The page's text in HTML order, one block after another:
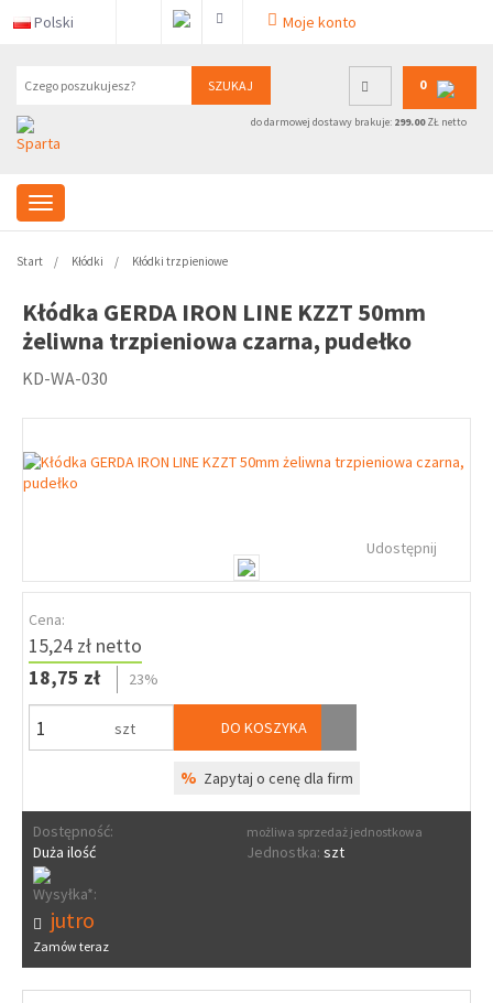
Polski Moje konto
SZUKAJ 0
do darmowej dostawy brakuje: 299.00ZŁ netto
Start Kłódki Kłódki trzpieniowe
Kłódka GERDA IRON LINE KZZT 50mm
żeliwna trzpieniowa czarna, pudełko
KD-WA-030
Udostępnij
Cena:
15,24 zł netto
18,75 zł
23%
szt DO KOSZYKA
% Zapytaj o cenę dla firm
Dostępność:
Duża ilość
możliwa sprzedaż jednostkowa
Jednostka: szt
Wysyłka*:
jutro
Zamów teraz